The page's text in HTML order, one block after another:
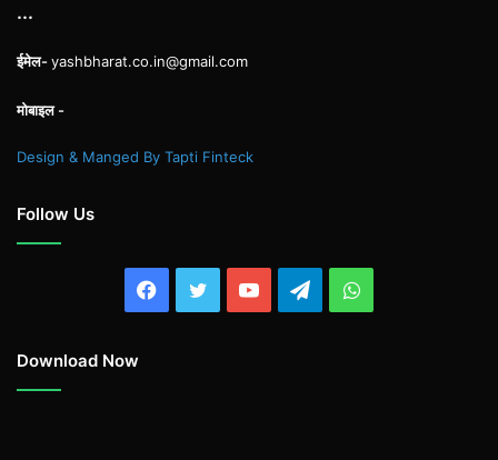
...
ईमेल-yashbharat.co.in@gmail.com
मोबाइल -
Design & Manged By Tapti Finteck
Follow Us
Facebook
TwitterYouTubeTelegramWhatsApp
Download Now